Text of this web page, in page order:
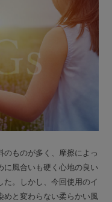
のものが多く、摩擦によっ
に風合いも硬く心地の良い
た。しかし、今回使用のイ
めと変わらない柔らかい風